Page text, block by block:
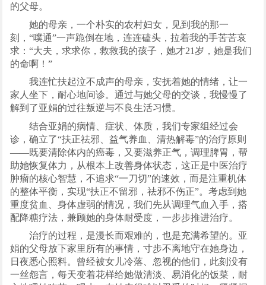
的父母。
她的母亲，一个朴实的农村妇女，见到我的那一
刻，“噗通”一声跪倒在地，连连磕头，拉着我的手苦苦哀
求：“大夫，求求你，救救我的孩子，她才21岁，她是我们
的命啊！”
我连忙扶起泣不成声的母亲，安抚着她的情绪，让一
家人坐下，耐心地问诊。通过与她父母的交谈，我慢慢了
解到了亚娟的过往叛逆与不良生活习惯。
结合亚娟的病情、症状、体质，我们专家组经过会
诊，确立了“扶正祛邪、益气养血、清热解毒”的治疗原则
——既要清除体内的癌毒，又要滋养正气，调理脾胃，帮
助她恢复体力，从根本上改善身体状态，这正是中医治疗
肿瘤的核心智慧，不追求“一刀切”的速效，而是注重机体
的整体平衡，实现“扶正不留邪，祛邪不伤正”。考虑到她
重度贫血、身体虚弱的情况，我们先从调理气血入手，搭
配降糖疗法，兼顾她的身体耐受度，一步步推进治疗。
治疗的过程，是漫长而艰难的，也是充满希望的。亚
娟的父母放下家里所有的事情，寸步不离地守在她身边，
日夜悉心照料。曾经被女儿冷落、忽视的他们，此刻没有
一丝怨言，每天变着花样给她做清淡、易消化的饭菜，耐